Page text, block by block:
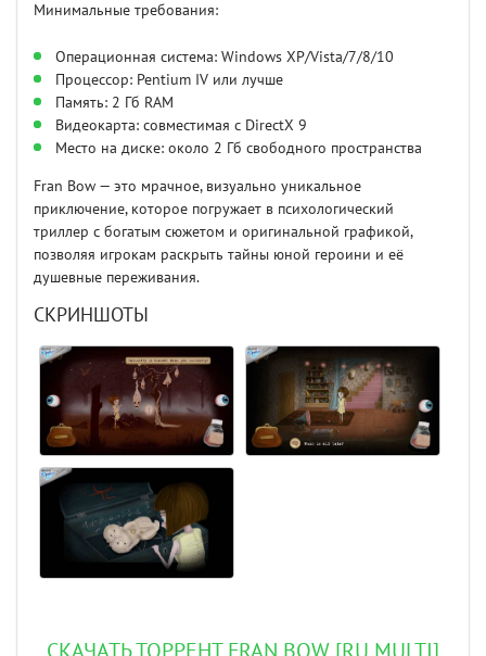
Минимальные требования:
Операционная система: Windows XP/Vista/7/8/10
Процессор: Pentium IV или лучше
Память: 2 Гб RAM
Видеокарта: совместимая с DirectX 9
Место на диске: около 2 Гб свободного пространства
Fran Bow — это мрачное, визуально уникальное
приключение, которое погружает в психологический
триллер с богатым сюжетом и оригинальной графикой,
позволяя игрокам раскрыть тайны юной героини и её
душевные переживания.
СКРИНШОТЫ